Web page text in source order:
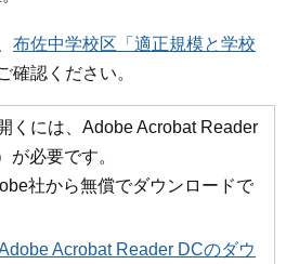
布佐中学校区「適正規模と学校
確認ください。
くには、Adobe Acrobat Reader
が必要です。
社から無償でダウンロードで
Acrobat Reader DCのダウ